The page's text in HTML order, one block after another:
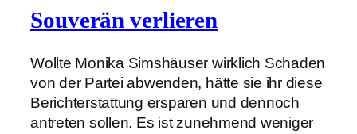
Souverän verlieren
Wollte Monika Simshäuser wirklich Schaden
von der Partei abwenden, hätte sie ihr diese
Berichterstattung ersparen und dennoch
antreten sollen. Es ist zunehmend weniger